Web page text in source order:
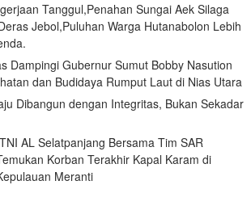
Tanggul,Penahan Sungai Aek Silaga
Jebol,Puluhan Warga Hutanabolon Lebih
Dampingi Gubernur Sumut Bobby Nasution
dan Budidaya Rumput Laut di Nias Utara
Dibangun dengan Integritas, Bukan Sekadar
AL Selatpanjang Bersama Tim SAR
Korban Terakhir Kapal Karam di
Meranti